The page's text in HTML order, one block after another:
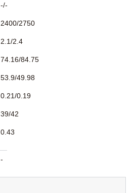
-/-
2400/2750
2.1/2.4
74.16/84.75
53.9/49.98
0.21/0.19
39/42
0.43
-